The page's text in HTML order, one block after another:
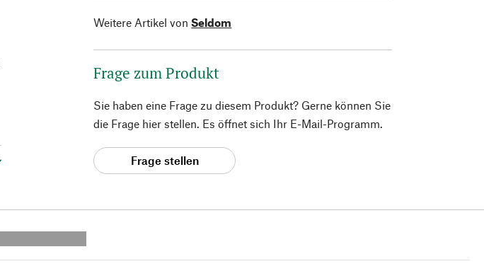
Weitere Artikel von Seldom
Frage zum Produkt
Sie haben eine Frage zu diesem Produkt? Gerne können Sie
die Frage hier stellen. Es öffnet sich Ihr E-Mail-Programm.
Frage stellen